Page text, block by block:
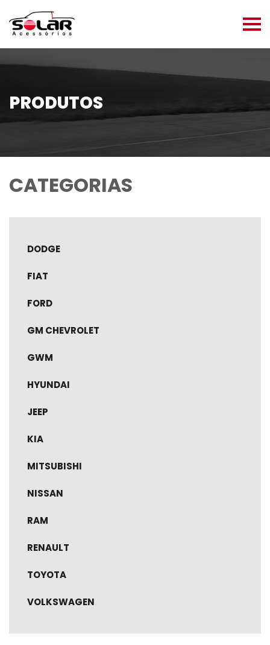
PRODUTOS
CATEGORIAS
DODGE
FIAT
FORD
GM CHEVROLET
GWM
HYUNDAI
JEEP
KIA
MITSUBISHI
NISSAN
RAM
RENAULT
TOYOTA
VOLKSWAGEN